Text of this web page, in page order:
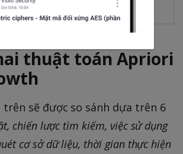
thuật toán Apriori
sẽ được so sánh dựa trên 6
chiến lược tìm kiếm, việc sử dụng
cơ sở dữ liệu, thời gian thực hiện